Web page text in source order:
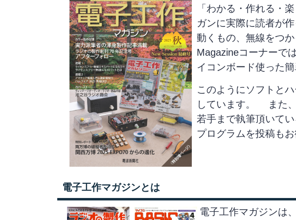
「わかる・作れる・
ガンに実際に読者が
動くもの、無線をつ
Magazineコーナーで
イコンボード使った
このようにソフトと
しています。 また、
若手まで執筆頂いて
プログラムを投稿もお
電子工作マガジンとは
電子工作マガジンは